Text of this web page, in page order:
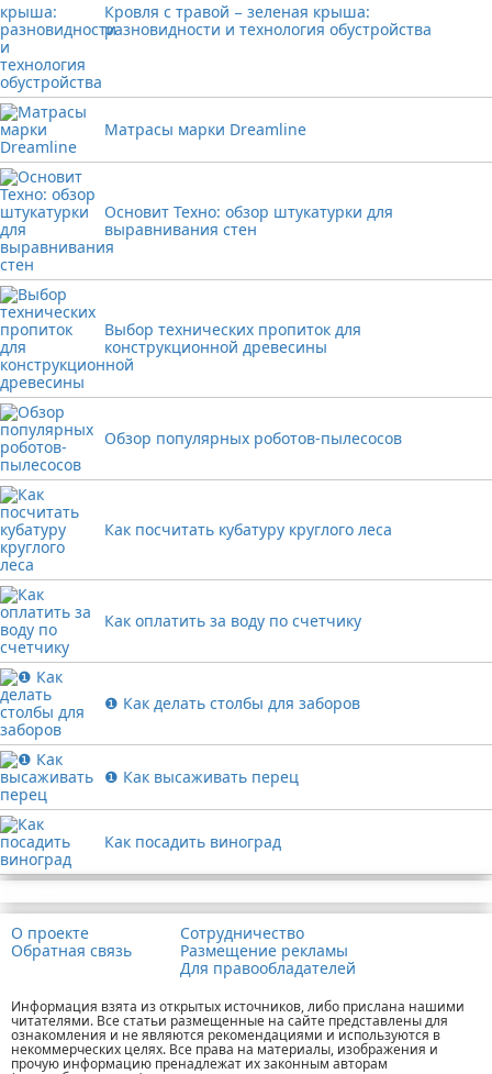
Кровля с травой − зеленая крыша:
разновидности и технология обустройства
Матрасы марки Dreamline
Основит Техно: обзор штукатурки для
выравнивания стен
Выбор технических пропиток для
конструкционной древесины
Обзор популярных роботов-пылесосов
Как посчитать кубатуру круглого леса
Как оплатить за воду по счетчику
❶ Как делать столбы для заборов
❶ Как высаживать перец
Как посадить виноград
О проекте
Обратная связь
Сотрудничество
Размещение рекламы
Для правообладателей
Информация взята из открытых источников, либо прислана нашими
читателями. Все статьи размещенные на сайте представлены для
ознакомления и не являются рекомендациями и используются в
некоммерческих целях. Все права на материалы, изображения и
прочую информацию пренадлежат их законным авторам